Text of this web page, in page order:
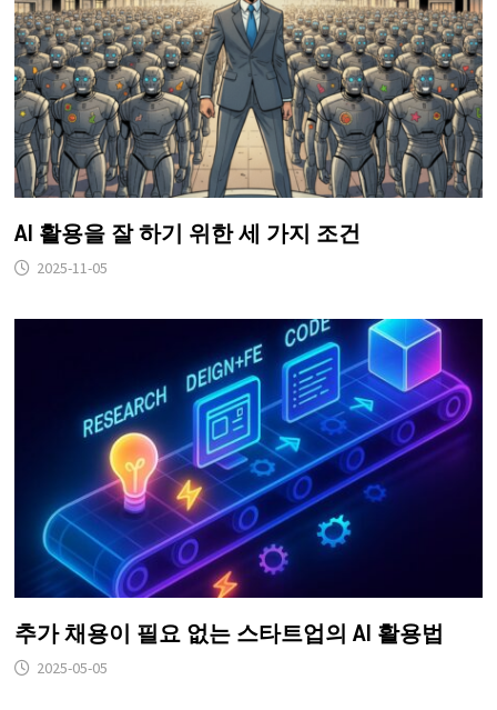
AI 활용을 잘 하기 위한 세 가지 조건
2025-11-05
추가 채용이 필요 없는 스타트업의 AI 활용법
2025-05-05